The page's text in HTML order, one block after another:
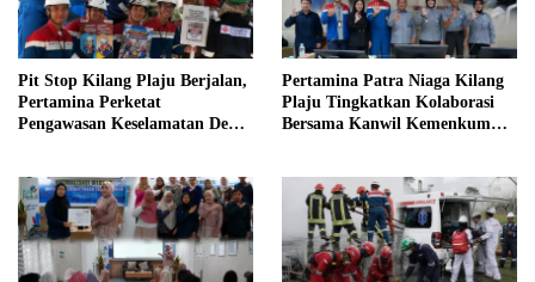
Pit Stop Kilang Plaju Berjalan,
Pertamina Perketat
Pengawasan Keselamatan Demi
Pertamina Patra Niaga Kilang
Plaju Tingkatkan Kolaborasi
Bersama Kanwil Kemenkum